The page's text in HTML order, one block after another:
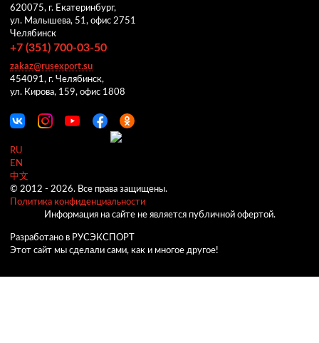
620075, г. Екатеринбург,
ул. Малышева, 51, офис 2751
Челябинск
+7 (351) 700-03-50
zakaz@rusexport.su
454091, г. Челябинск,
ул. Кирова, 159, офис 1808
RU
EN
中文
© 2012 - 2026. Все права защищены.
Политика конфиденциальности
Информация на сайте не является публичной офертой.
Разработано в РУСЭКСПОРТ
Этот сайт мы сделали сами, как и многое другое!